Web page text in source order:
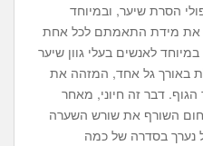
הסרת שיער, ובמיוחד
את מידת התאמתם לכל אחת
לאנשים בעלי גוון שיער
באורך גל אחד, המזהה את
הגוף. דבר זה חיוני, מאחר
חום השורף את שורש השערה
נערך בסדרה של כמה